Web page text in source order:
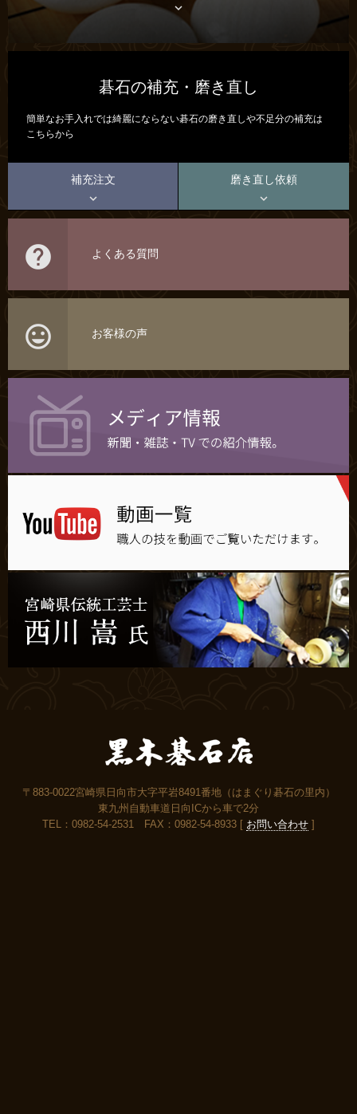

碁石の補充・磨き直し
簡単なお手入れでは綺麗にならない碁石の磨き直しや不足分の補充は
こちらから
補充注文

磨き直し依頼

 よくある質問
 お客様の声
〒883-0022宮崎県日向市大字平岩8491番地（はまぐり碁石の里内）
東九州自動車道日向ICから車で2分
TEL：0982-54-2531 FAX：0982-54-8933 [ お問い合わせ ]